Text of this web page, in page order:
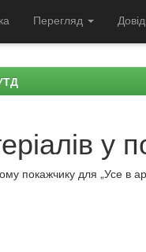
Перегляд
у
покажчику для „Усе в